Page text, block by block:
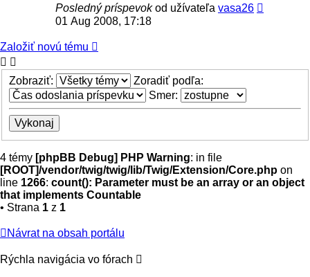
Posledný príspevokod užívateľa vasa26
01 Aug 2008, 17:18
Založiť novú tému
Zobraziť:
Zoradiť podľa:
Smer:
4 témy [phpBB Debug] PHP Warning: in file
[ROOT]/vendor/twig/twig/lib/Twig/Extension/Core.php on
line 1266: count(): Parameter must be an array or an object
that implements Countable
• Strana 1 z 1
Návrat na obsah portálu
Rýchla navigácia vo fórach